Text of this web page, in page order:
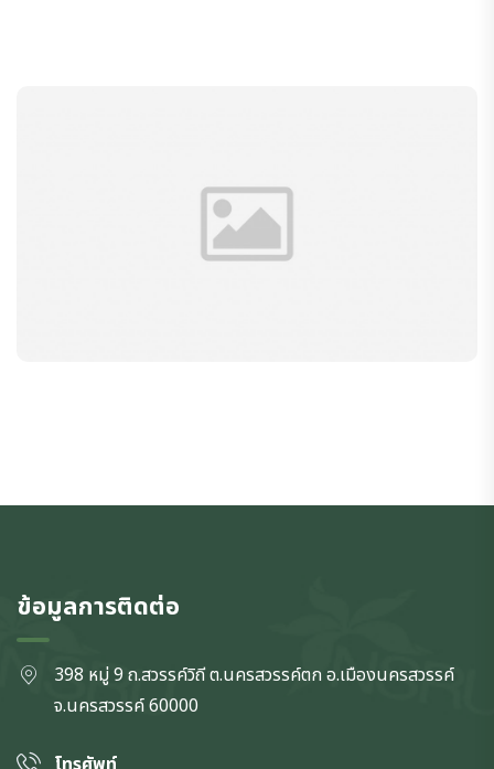
ข้อมูลการติดต่อ
398 หมู่ 9 ถ.สวรรค์วิถี ต.นครสวรรค์ตก อ.เมืองนครสวรรค์
จ.นครสวรรค์60000